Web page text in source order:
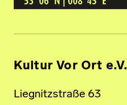
Kultur Vor Ort e.V.
Liegnitzstraße 63